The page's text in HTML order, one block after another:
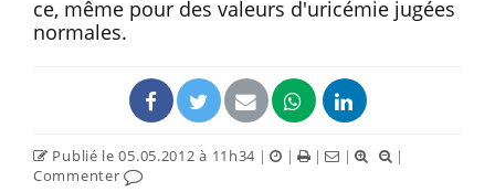
ce, même pour des valeurs d'uricémie jugées
normales.
Publié le 05.05.2012 à 11h34 | | | |
|
Commenter